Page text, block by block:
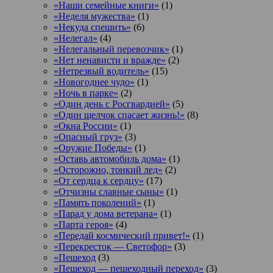
«Наши семейные книги» (1)
«Неделя мужества» (1)
«Некуда спешить» (6)
«Нелегал» (4)
«Нелегальный перевозчик» (1)
«Нет ненависти и вражде» (2)
«Нетрезвый водитель» (15)
«Новогоднее чудо» (1)
«Ночь в парке» (2)
«Один день с Росгвардией» (5)
«Один щелчок спасает жизнь!» (8)
«Окна России» (1)
«Опасный груз» (3)
«Оружие Победы» (1)
«Оставь автомобиль дома» (1)
«Осторожно, тонкий лед» (2)
«От сердца к сердцу» (17)
«Отчизны славные сыны» (1)
«Память поколений» (1)
«Парад у дома ветерана» (1)
«Парта героя» (4)
«Передай космический привет!» (1)
«Перекресток — Светофор» (3)
«Пешеход (3)
«Пешеход — пешеходный переход» (3)